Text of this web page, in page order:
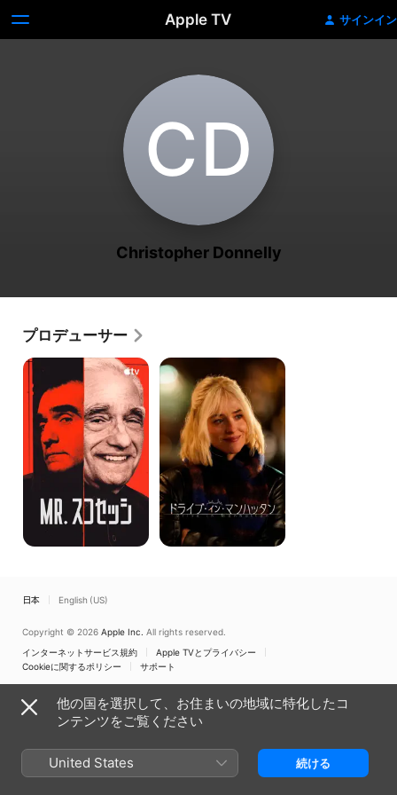
Apple TV サインイン
C‌D
Christopher Donnelly
プロデューサー
Mr.
コ
ド
ラ
イ
ブ・
イ
ン・
マ
ン
ハ
ッ
タ
ン
日本 English (US)
Copyright © 2026 Apple Inc. All rights reserved.
インターネットサービス規約
Apple TVとプライバシー
Cookieに関するポリシー
サポート
他の国を選択して、お住まいの地域に特化したコ
ンテンツをご覧ください
United States 続ける